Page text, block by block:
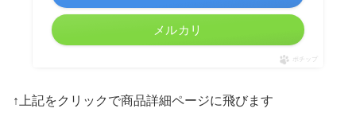
メルカリ
ポチップ
↑上記をクリックで商品詳細ページに飛びます